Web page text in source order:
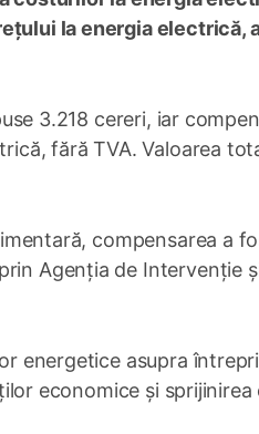
la energia electrică,
3.218 cereri, iar
fără TVA. Valoarea
compensarea a
Agenția de Intervenție
energetice asupra
economice și